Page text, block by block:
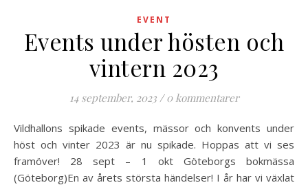
EVENT
Events under hösten och
vintern 2023
14 september, 2023 / 0 kommentarer
Vildhallons spikade events, mässor och konvents under
höst och vinter 2023 är nu spikade. Hoppas att vi ses
framöver! 28 sept – 1 okt Göteborgs bokmässa
(Göteborg)En av årets största händelser! I år har vi växlat